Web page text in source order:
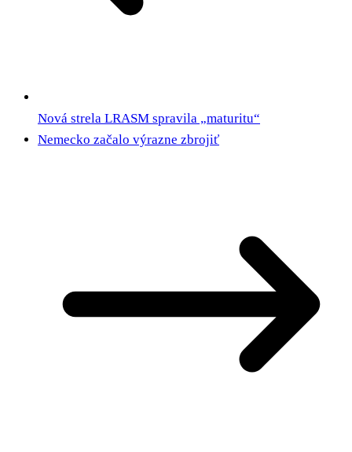
Nová strela LRASM spravila „maturitu“
Nemecko začalo výrazne zbrojiť